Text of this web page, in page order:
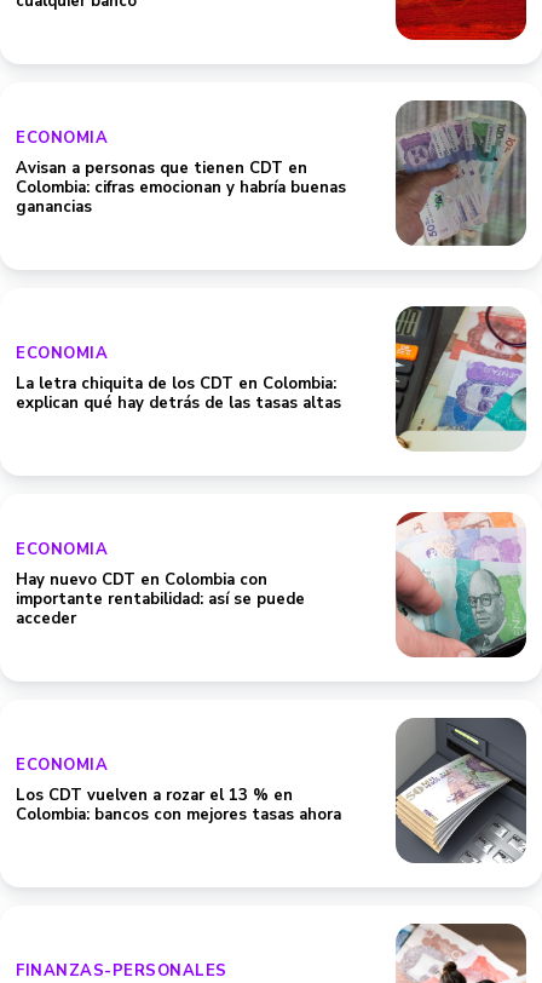
ECONOMIA
Avisan a personas que tienen CDT en
Colombia: cifras emocionan y habría buenas
ganancias
ECONOMIA
La letra chiquita de los CDT en Colombia:
explican qué hay detrás de las tasas altas
ECONOMIA
Hay nuevo CDT en Colombia con
importante rentabilidad: así se puede
acceder
ECONOMIA
Los CDT vuelven a rozar el 13 % en
Colombia: bancos con mejores tasas ahora
FINANZAS-PERSONALES